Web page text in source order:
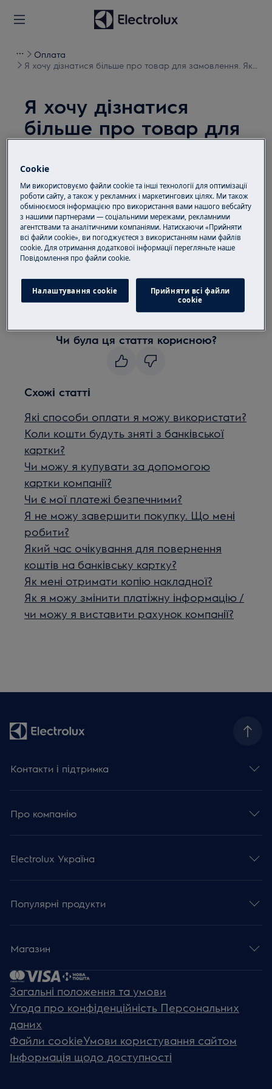
Оплата
Я хочу дізнатися більше про товар для замовлення. Як
Я хочу дізнатися
більше про товар для
замовлення. Як я можу
це зробити?
Проблема
Я хочу дізнатися більше про товар для
замовлення. Як я можу це зробити?
Рішення
Зверніться, будь ласка, за телефоном 0800 21
28 20 або за електронною поштою
webshop.ua@electrolux.com
Чи була ця стаття корисною?
Схожі статті
Які способи оплати я можу використати?
Коли кошти будуть зняті з банківської
картки?
Чи можу я купувати за допомогою
картки компанії?
Чи є мої платежі безпечними?
Я не можу завершити покупку. Що мені
робити?
Який час очікування для повернення
коштів на банківську картку?
Як мені отримати копію накладної?
Як я можу змінити платіжну інформацію /
чи можу я виставити рахунок компанії?
Контакти і підтримка
Про компанію
Electrolux Україна
Популярні продукти
Магазин
Загальні положення та умови
Угода про конфіденційність Персональних
даних
Файли cookieУмови користування сайтом
Інформація щодо доступності
Cookie
Ми використовуємо файли cookie та інші технології для оптимізації
роботи сайту, а також у рекламних і маркетингових цілях. Ми також
обмінюємося інформацією про використання вами нашого вебсайту
з нашими партнерами — соціальними мережами, рекламними
агентствами та аналітичними компаніями. Натискаючи «Прийняти
всі файли cookie», ви погоджуєтеся з використанням нами файлів
cookie. Для отримання додаткової інформації перегляньте наше
Пoвідомлення прo файли cookie.
Налаштування cookie
Прийняти всі файли
сookie